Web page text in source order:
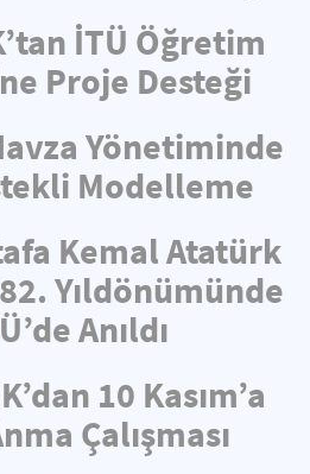
İTÜ Öğretim
Proje Desteği
Yönetiminde
Modelleme
Kemal Atatürk
Yıldönümünde
Anıldı
10 Kasım’a
Çalışması